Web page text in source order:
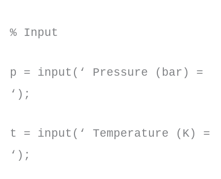
% Input
p = input(‘ Pressure (bar) =
‘);
t = input(‘ Temperature (K) =
‘);